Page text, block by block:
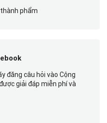
phẩm
đăng câu hỏi vào Cộng
giải đáp miễn phí và